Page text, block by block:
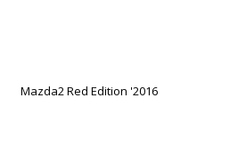
Mazda2 Red Edition '2016